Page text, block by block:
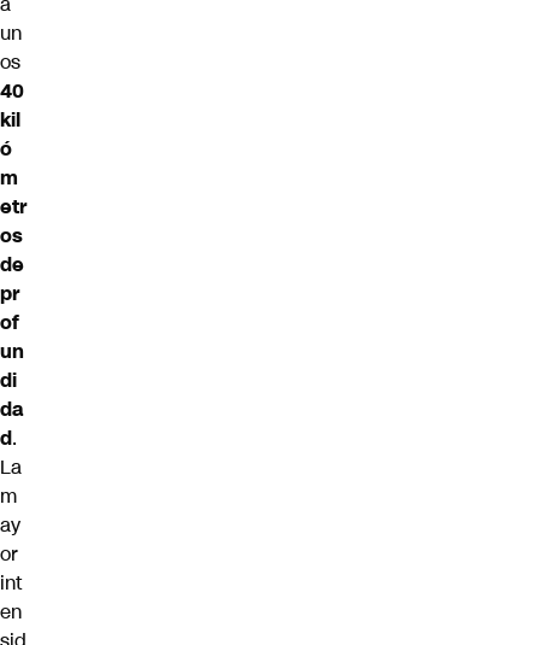
un
os
40
kil
ó
m
etr
os
de
pr
of
un
di
da
d.
La
m
ay
or
int
en